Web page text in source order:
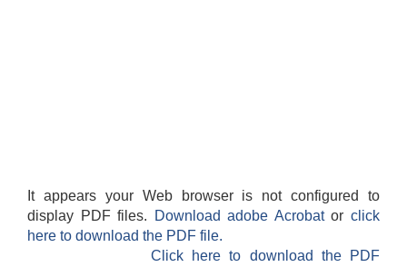
It appears your Web browser is not configured to
display PDF files.
Download adobe Acrobatorclick
here to download the PDF file.
Click here to download the PDF